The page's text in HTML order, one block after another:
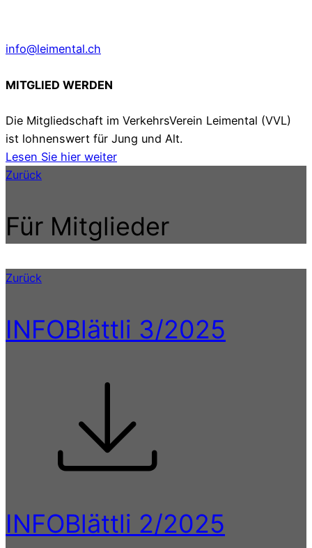
info@leimental.ch
MITGLIED WERDEN
Die Mitgliedschaft im VerkehrsVerein Leimental (VVL)
ist lohnenswert für Jung und Alt.
Lesen Sie hier weiter
Zurück
Für Mitglieder
Zurück
INFOBlättli 3/2025
INFOBlättli 2/2025